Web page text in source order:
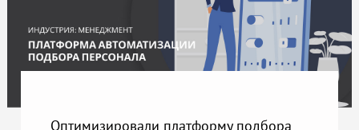
Оптимизировали платформу подбора